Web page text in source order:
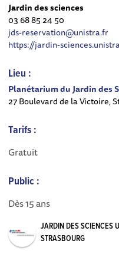
Jardin des sciences
03 68 85 24 50
jds-reservation@unistra.fr
https://jardin-
Lieu :
Planétarium du Jardin des
27 Boulevard de la Victoire,
Tarifs :
Gratuit
Public :
Dès 15 ans
JARDIN DES SCIENCES
STRASBOURG